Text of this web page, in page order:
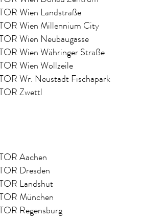
Wien Landstraße
Wien Millennium City
Wien Neubaugasse
Wien Währinger Straße
Wien Wollzeile
Wr. Neustadt Fischapark
Zwettl
Aachen
Dresden
Landshut
München
Regensburg